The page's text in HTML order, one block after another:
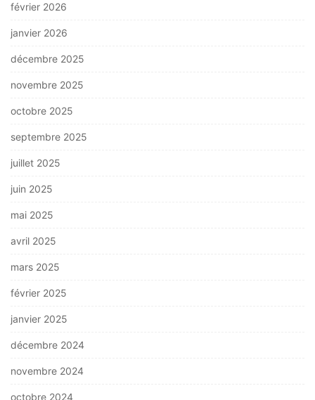
février 2026
janvier 2026
décembre 2025
novembre 2025
octobre 2025
septembre 2025
juillet 2025
juin 2025
mai 2025
avril 2025
mars 2025
février 2025
janvier 2025
décembre 2024
novembre 2024
octobre 2024